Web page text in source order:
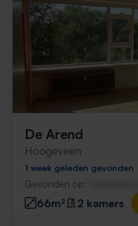
De Arend
Hoogeveen
1 week geleden gevonden
Gevonden op:
66m² 2 kamers